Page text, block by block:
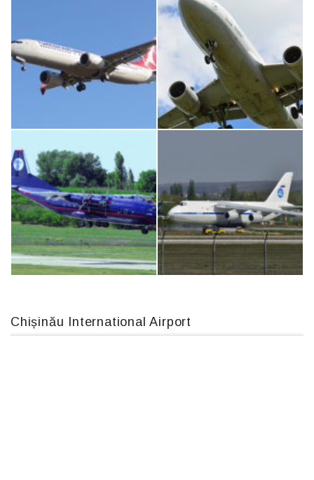
MC-130, 15731
Boeing 737 MAX 8, TC-LCC
Chișinău International Airport